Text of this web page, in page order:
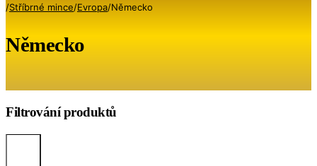
/Stříbrné mince/Evropa/Německo
Německo
Filtrování produktů